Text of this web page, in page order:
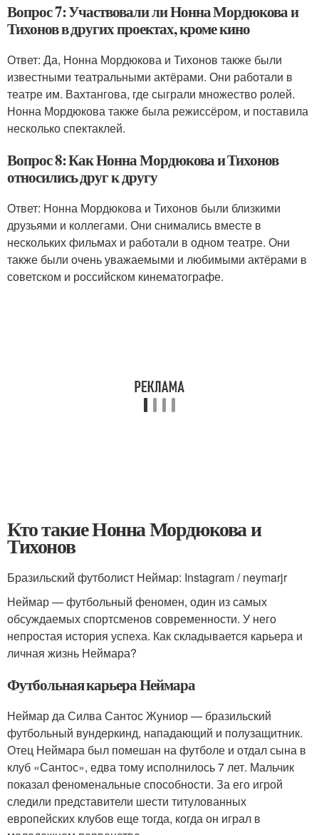
Вопрос 7: Участвовали ли Нонна Мордюкова и
Тихонов в других проектах, кроме кино
Ответ: Да, Нонна Мордюкова и Тихонов также были
известными театральными актёрами. Они работали в
театре им. Вахтангова, где сыграли множество ролей.
Нонна Мордюкова также была режиссёром, и поставила
несколько спектаклей.
Вопрос 8: Как Нонна Мордюкова и Тихонов
относились друг к другу
Ответ: Нонна Мордюкова и Тихонов были близкими
друзьями и коллегами. Они снимались вместе в
нескольких фильмах и работали в одном театре. Они
также были очень уважаемыми и любимыми актёрами в
советском и российском кинематографе.
Кто такие Нонна Мордюкова и
Тихонов
Бразильский футболист Неймар: Instagram / neymarjr
Неймар — футбольный феномен, один из самых
обсуждаемых спортсменов современности. У него
непростая история успеха. Как складывается карьера и
личная жизнь Неймара?
Футбольная карьера Неймара
Неймар да Силва Сантос Жуниор — бразильский
футбольный вундеркинд, нападающий и полузащитник.
Отец Неймара был помешан на футболе и отдал сына в
клуб «Сантос», едва тому исполнилось 7 лет. Мальчик
показал феноменальные способности. За его игрой
следили представители шести титулованных
европейских клубов еще тогда, когда он играл в